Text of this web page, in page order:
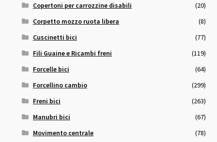
Copertoni per carrozzine disabili
(20)
Corpetto mozzo ruota libera
(8)
Cuscinetti bici
(77)
Fili Guaine e Ricambi freni
(119)
Forcelle bici
(64)
Forcellino cambio
(299)
Freni bici
(263)
Manubri bici
(67)
Movimento centrale
(78)